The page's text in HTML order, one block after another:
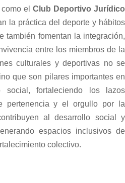
el Club Deportivo Jurídico
la práctica del deporte y hábitos
también fomentan la integración,
entre los miembros de la
culturales y deportivas no se
que son pilares importantes en
social, fortaleciendo los lazos
pertenencia y el orgullo por la
al desarrollo social y
espacios inclusivos de
colectivo.